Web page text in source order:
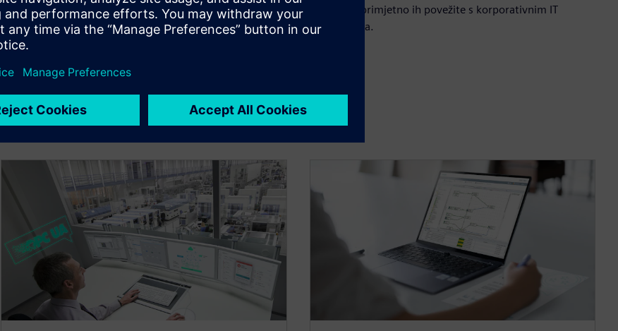
kako biste zaštitili imovinu i održali visoku dostupnost u
OT mrežama.
mreža i neprimjetno ih povežite s korporativnim IT
okruženjima.